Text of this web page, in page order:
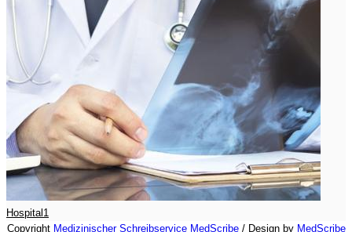
Hospital1
Copyright Medizinischer Schreibservice MedScribe/ Design by MedScribe